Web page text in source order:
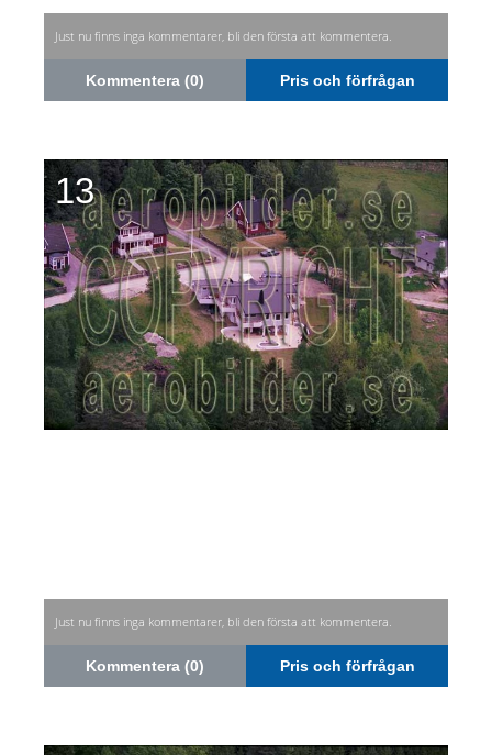
Just nu finns inga kommentarer, bli den första att kommentera.
Kommentera (0) Pris och förfrågan
13
Just nu finns inga kommentarer, bli den första att kommentera.
Kommentera (0) Pris och förfrågan